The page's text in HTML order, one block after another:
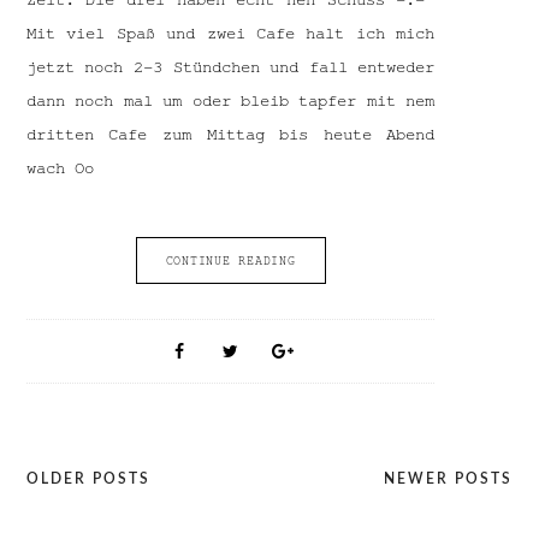
Mit viel Spaß und zwei Cafe halt ich mich
jetzt noch 2-3 Stündchen und fall entweder
dann noch mal um oder bleib tapfer mit nem
dritten Cafe zum Mittag bis heute Abend
wach Oo
CONTINUE READING
OLDER POSTS NEWER POSTS